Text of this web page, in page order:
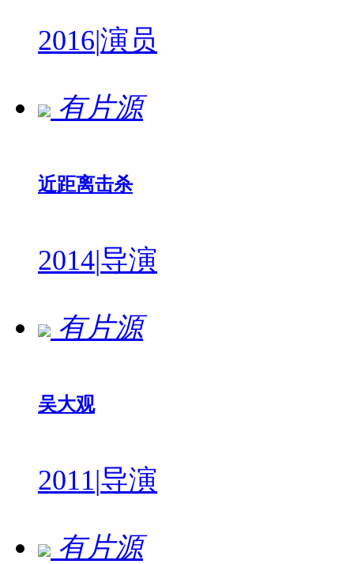
2016|演员
有片源
近距离击杀
2014|导演
有片源
吴大观
2011|导演
有片源